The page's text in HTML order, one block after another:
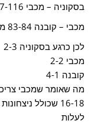
בסקוניה – מכבי 87-116 משחק שני ישוחק ב 16/3
מכבי – קובנה 83-84 משחק שני ישוחק ב 7/4
לכן כרגע בסקוניה 2-3
מכבי 2-2
קובנה 4-1
מה שאומר שמכבי
16-18 שכולל
לעלות